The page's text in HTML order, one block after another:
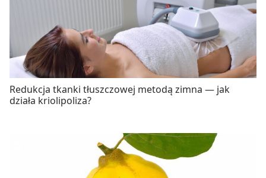
Redukcja tkanki tłuszczowej metodą zimna — jak
działa kriolipoliza?